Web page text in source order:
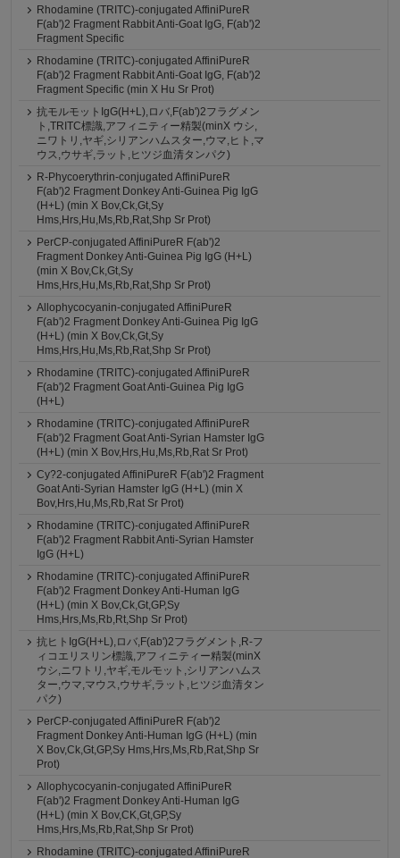
Rhodamine (TRITC)-conjugated AffiniPureR
F(ab')2 Fragment Rabbit Anti-Goat IgG, F(ab')2
Fragment Specific
Rhodamine (TRITC)-conjugated AffiniPureR
F(ab')2 Fragment Rabbit Anti-Goat IgG, F(ab')2
Fragment Specific (min X Hu Sr Prot)
抗モルモットIgG(H+L),ロバ,F(ab')2フラグメン
ト,TRITC標識,アフィニティー精製(minX ウシ,
ニワトリ,ヤギ,シリアンハムスター,ウマ,ヒト,マ
ウス,ウサギ,ラット,ヒツジ血清タンパク)
R-Phycoerythrin-conjugated AffiniPureR
F(ab')2 Fragment Donkey Anti-Guinea Pig IgG
(H+L) (min X Bov,Ck,Gt,Sy
Hms,Hrs,Hu,Ms,Rb,Rat,Shp Sr Prot)
PerCP-conjugated AffiniPureR F(ab')2
Fragment Donkey Anti-Guinea Pig IgG (H+L)
(min X Bov,Ck,Gt,Sy
Hms,Hrs,Hu,Ms,Rb,Rat,Shp Sr Prot)
Allophycocyanin-conjugated AffiniPureR
F(ab')2 Fragment Donkey Anti-Guinea Pig IgG
(H+L) (min X Bov,Ck,Gt,Sy
Hms,Hrs,Hu,Ms,Rb,Rat,Shp Sr Prot)
Rhodamine (TRITC)-conjugated AffiniPureR
F(ab')2 Fragment Goat Anti-Guinea Pig IgG
(H+L)
Rhodamine (TRITC)-conjugated AffiniPureR
F(ab')2 Fragment Goat Anti-Syrian Hamster IgG
(H+L) (min X Bov,Hrs,Hu,Ms,Rb,Rat Sr Prot)
Cy?2-conjugated AffiniPureR F(ab')2 Fragment
Goat Anti-Syrian Hamster IgG (H+L) (min X
Bov,Hrs,Hu,Ms,Rb,Rat Sr Prot)
Rhodamine (TRITC)-conjugated AffiniPureR
F(ab')2 Fragment Rabbit Anti-Syrian Hamster
IgG (H+L)
Rhodamine (TRITC)-conjugated AffiniPureR
F(ab')2 Fragment Donkey Anti-Human IgG
(H+L) (min X Bov,Ck,Gt,GP,Sy
Hms,Hrs,Ms,Rb,Rt,Shp Sr Prot)
抗ヒトIgG(H+L),ロバ,F(ab')2フラグメント,R-フ
ィコエリスリン標識,アフィニティー精製(minX
ウシ,ニワトリ,ヤギ,モルモット,シリアンハムス
ター,ウマ,マウス,ウサギ,ラット,ヒツジ血清タン
パク)
PerCP-conjugated AffiniPureR F(ab')2
Fragment Donkey Anti-Human IgG (H+L) (min
X Bov,Ck,Gt,GP,Sy Hms,Hrs,Ms,Rb,Rat,Shp Sr
Prot)
Allophycocyanin-conjugated AffiniPureR
F(ab')2 Fragment Donkey Anti-Human IgG
(H+L) (min X Bov,CK,Gt,GP,Sy
Hms,Hrs,Ms,Rb,Rat,Shp Sr Prot)
Rhodamine (TRITC)-conjugated AffiniPureR